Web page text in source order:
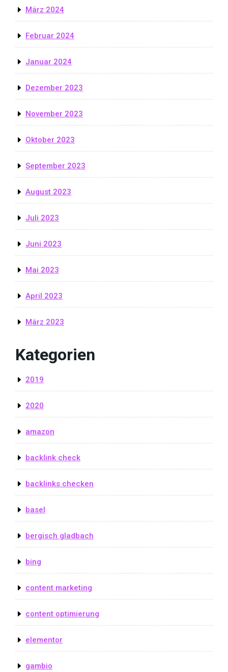
März 2024
Februar 2024
Januar 2024
Dezember 2023
November 2023
Oktober 2023
September 2023
August 2023
Juli 2023
Juni 2023
Mai 2023
April 2023
März 2023
Kategorien
2019
2020
amazon
backlink check
backlinks checken
basel
bergisch gladbach
bing
content marketing
content optimierung
elementor
gambio